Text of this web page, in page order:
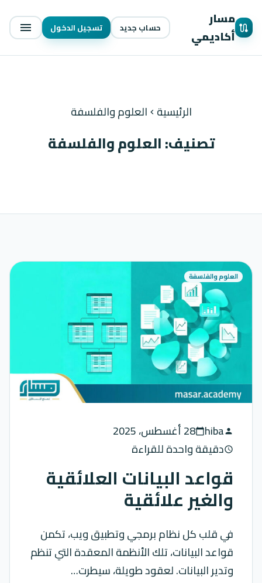
route مسار
أكاديمي
حساب جديد تسجيل الدخول menu
الرئيسية chevron_left العلوم والفلسفة
تصنيف: العلوم والفلسفة
العلوم والفلسفة
person
hiba
calendar_today28 أغسطس، 2025
scheduleدقيقة واحدة للقراءة
قواعد البيانات العلائقية
والغير علائقية
في قلب كل نظام برمجي وتطبيق ويب، تكمن
قواعد البيانات، تلك الأنظمة المعقدة التي تنظم
وتدير البيانات. لعقود طويلة، سيطرت…